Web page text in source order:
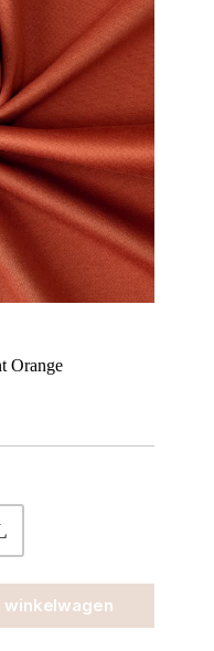
Orange
winkelwagen